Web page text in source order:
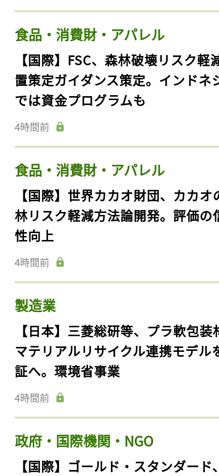
食品・消費財・アパレル
【国際】FSC、森林破壊リスク軽
置策定ガイダンス策定。インドネ
では資金プログラムも
4時間前
食品・消費財・アパレル
【国際】世界カカオ財団、カカオ
林リスク軽減方法論開発。評価の
性向上
4時間前
製造業
【日本】三菱総研等、プラ軟包装
マテリアルリサイクル連携モデル
証へ。環境省事業
4時間前
政府・国際機関・NGO
【国際】ゴールド・スタンダード